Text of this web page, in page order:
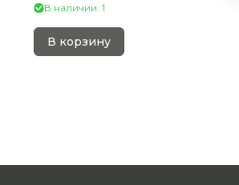
В наличии: 1
В корзину